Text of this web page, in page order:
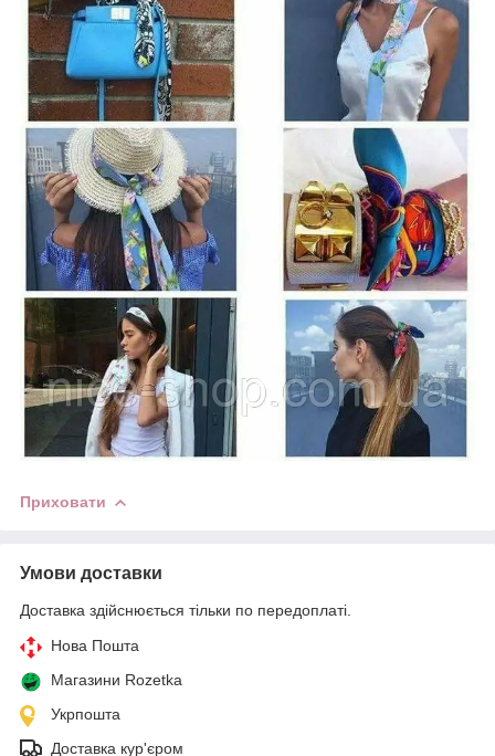
Приховати
Умови доставки
Доставка здійснюється тільки по передоплаті.
Нова Пошта
Магазини Rozetka
Укрпошта
Доставка кур'єром